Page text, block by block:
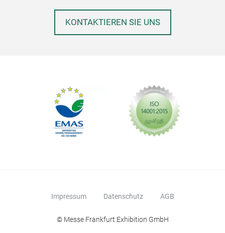
KONTAKTIEREN SIE UNS
Impressum Datenschutz AGB
© Messe Frankfurt Exhibition GmbH